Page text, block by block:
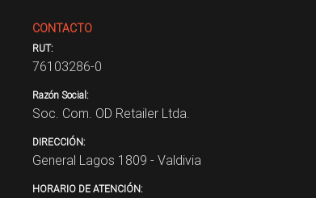
CONTACTO
RUT:
76103286-0
Razón Social:
Soc. Com. OD Retailer Ltda.
DIRECCIÓN:
General Lagos 1809 - Valdivia
HORARIO DE ATENCIÓN: